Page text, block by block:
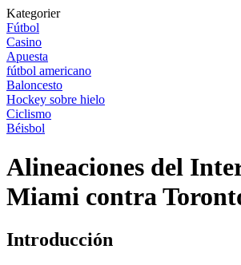
Kategorier
Fútbol
Casino
Apuesta
fútbol americano
Baloncesto
Hockey sobre hielo
Ciclismo
Béisbol
Alineaciones del
Miami contra
Introducción